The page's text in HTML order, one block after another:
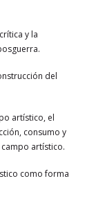
y la
del
artístico, el
consumo y
artístico.
como forma